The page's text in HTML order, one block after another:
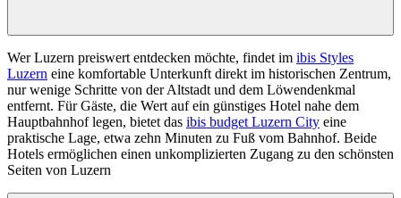
Wer Luzern preiswert entdecken möchte, findet im ibis Styles
Luzern eine komfortable Unterkunft direkt im historischen Zentrum,
nur wenige Schritte von der Altstadt und dem Löwendenkmal
entfernt. Für Gäste, die Wert auf ein günstiges Hotel nahe dem
Hauptbahnhof legen, bietet das ibis budget Luzern City eine
praktische Lage, etwa zehn Minuten zu Fuß vom Bahnhof. Beide
Hotels ermöglichen einen unkomplizierten Zugang zu den schönsten
Seiten von Luzern